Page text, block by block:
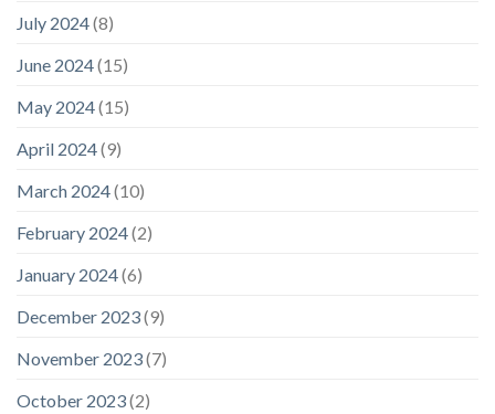
July 2024(8)
June 2024(15)
May 2024(15)
April 2024(9)
March 2024(10)
February 2024(2)
January 2024(6)
December 2023(9)
November 2023(7)
October 2023(2)